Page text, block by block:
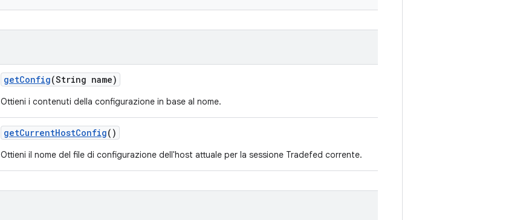
getConfig(String name)
Ottieni i contenuti della configurazione in base al nome.
getCurrentHostConfig()
Ottieni il nome del file di configurazione dell'host attuale per la sessione Tradefed corrente.